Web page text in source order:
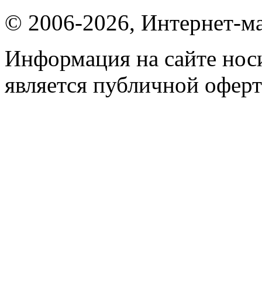
© 2006-2026, Интернет-
Информация на сайте
является публичной